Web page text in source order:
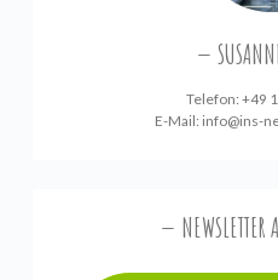
Telefon: +49
E-Mail: info@ins-